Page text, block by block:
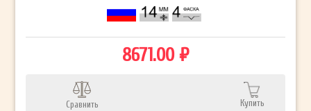
8671.00 ₽
Сравнить Купить